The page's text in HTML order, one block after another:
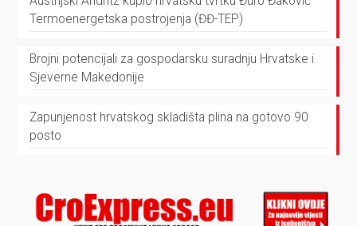
Termoenergetska postrojenja (ĐĐ-TEP)
Brojni potencijali za gospodarsku suradnju Hrvatske i
Sjeverne Makedonije
Zapunjenost hrvatskog skladišta plina na gotovo 90
posto